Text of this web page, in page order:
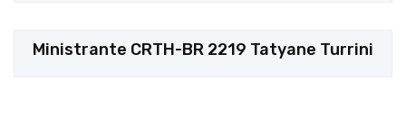
Ministrante CRTH-BR 2219 Tatyane Turrini